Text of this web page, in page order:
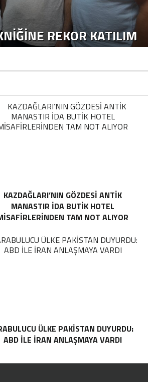
REKOR KATILIM
KAZDAĞLARI’NIN GÖZDESI ANTIK
MANASTIR İDA BUTIK HOTEL
TAM NOT ALIYOR
ÜLKE PAKISTAN DUYURDU:
ABD ILE İRAN ANLAŞMAYA VARDI